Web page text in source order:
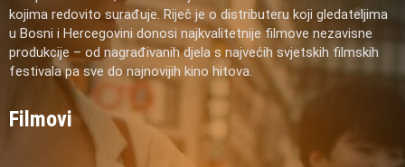
kojima redovito surađuje. Riječ je o distributeru koji gledateljima
u Bosni i Hercegovini donosi najkvalitetnije filmove nezavisne
produkcije – od nagrađivanih djela s najvećih svjetskih filmskih
festivala pa sve do najnovijih kino hitova.
Filmovi